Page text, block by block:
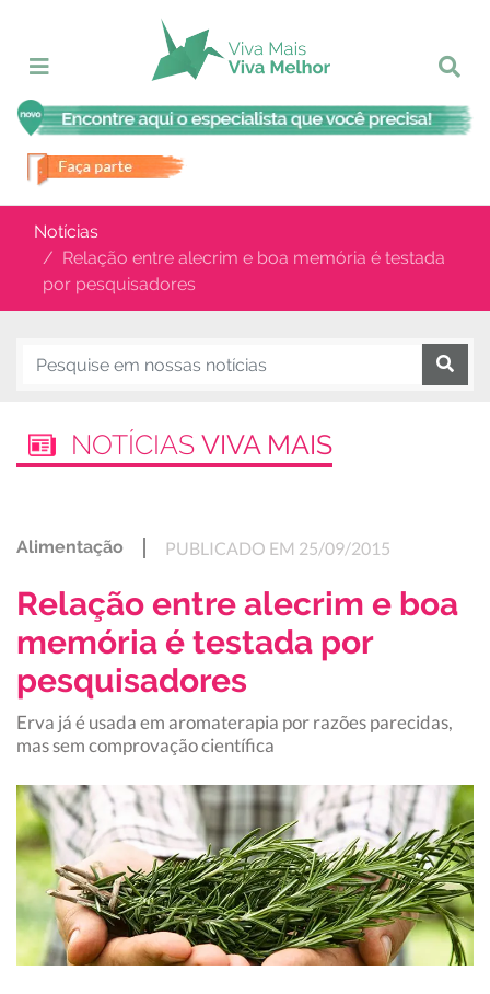
Notícias
Relação entre alecrim e boa memória é testada
por pesquisadores
NOTÍCIAS VIVA MAIS
Alimentação PUBLICADO EM 25/09/2015
Relação entre alecrim e boa
memória é testada por
pesquisadores
Erva já é usada em aromaterapia por razões parecidas,
mas sem comprovação científica